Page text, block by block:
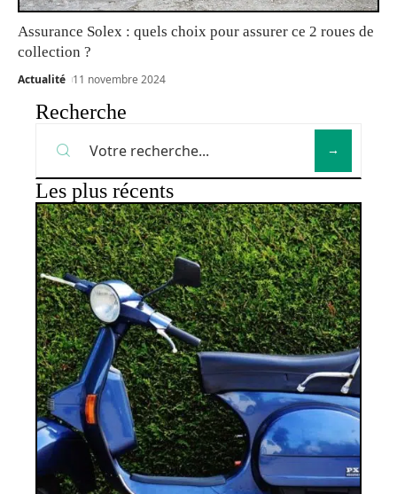
Assurance Solex : quels choix pour assurer ce 2 roues de
collection ?
Actualité 11 novembre 2024
Recherche
Les plus récents